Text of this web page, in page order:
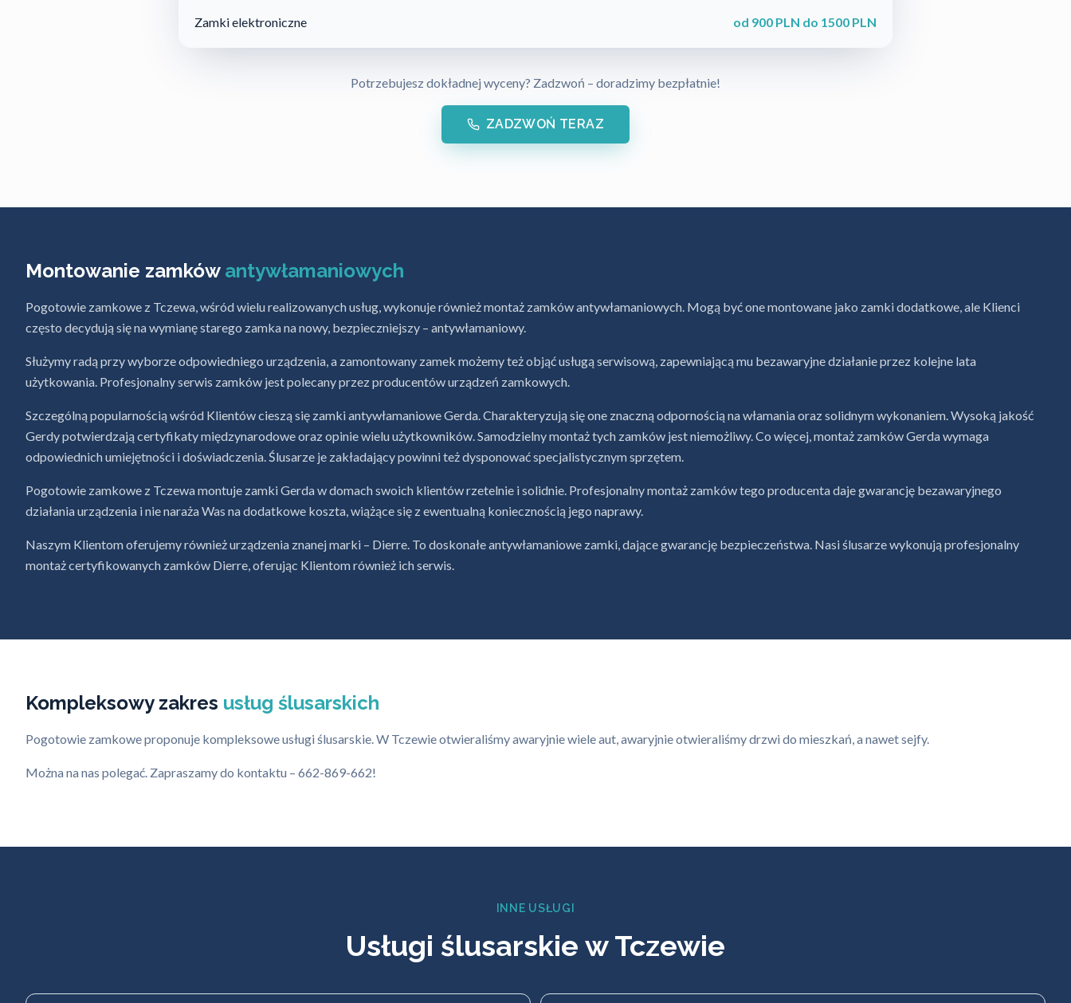
Zamki elektroniczne od 900 PLN do 1500 PLN
Potrzebujesz dokładnej wyceny? Zadzwoń – doradzimy bezpłatnie!
ZADZWOŃ TERAZ
Montowanie zamków antywłamaniowych
Pogotowie zamkowe z Tczewa, wśród wielu realizowanych usług, wykonuje również montaż zamków antywłamaniowych. Mogą być one montowane jako zamki dodatkowe, ale Klienci
często decydują się na wymianę starego zamka na nowy, bezpieczniejszy – antywłamaniowy.
Służymy radą przy wyborze odpowiedniego urządzenia, a zamontowany zamek możemy też objąć usługą serwisową, zapewniającą mu bezawaryjne działanie przez kolejne lata
użytkowania. Profesjonalny serwis zamków jest polecany przez producentów urządzeń zamkowych.
Szczególną popularnością wśród Klientów cieszą się zamki antywłamaniowe Gerda. Charakteryzują się one znaczną odpornością na włamania oraz solidnym wykonaniem. Wysoką jakość
Gerdy potwierdzają certyfikaty międzynarodowe oraz opinie wielu użytkowników. Samodzielny montaż tych zamków jest niemożliwy. Co więcej, montaż zamków Gerda wymaga
odpowiednich umiejętności i doświadczenia. Ślusarze je zakładający powinni też dysponować specjalistycznym sprzętem.
Pogotowie zamkowe z Tczewa montuje zamki Gerda w domach swoich klientów rzetelnie i solidnie. Profesjonalny montaż zamków tego producenta daje gwarancję bezawaryjnego
działania urządzenia i nie naraża Was na dodatkowe koszta, wiążące się z ewentualną koniecznością jego naprawy.
Naszym Klientom oferujemy również urządzenia znanej marki – Dierre. To doskonałe antywłamaniowe zamki, dające gwarancję bezpieczeństwa. Nasi ślusarze wykonują profesjonalny
montaż certyfikowanych zamków Dierre, oferując Klientom również ich serwis.
Kompleksowy zakres usług ślusarskich
Pogotowie zamkowe proponuje kompleksowe usługi ślusarskie. W Tczewie otwieraliśmy awaryjnie wiele aut, awaryjnie otwieraliśmy drzwi do mieszkań, a nawet sejfy.
Można na nas polegać. Zapraszamy do kontaktu – 662-869-662!
INNE USŁUGI
Usługi ślusarskie w Tczewie